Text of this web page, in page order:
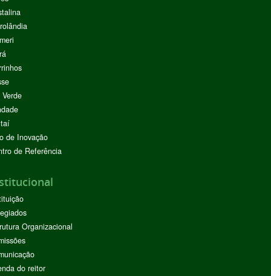
de Inovação
de Referência
Organizacional
do reitor